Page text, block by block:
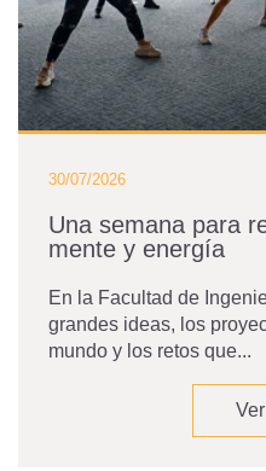
30/07/2026
Una semana para
mente y energía
En la Facultad de
grandes ideas, los
mundo y los retos que...